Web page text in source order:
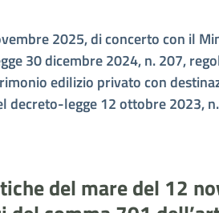
2025, di concerto con il
30 dicembre 2024, n. 207,
edilizio privato con
decreto-legge 12 ottobre 2023,
del mare del 12